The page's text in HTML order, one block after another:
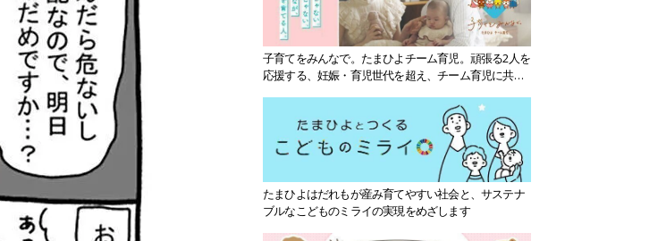
子育てをみんなで。たまひよチーム育児。頑張る2人を
応援する、妊娠・育児世代を超え、チーム育児に共感
たまひよはだれもが産み育てやすい社会と、サステナ
ブルなこどものミライの実現をめざします